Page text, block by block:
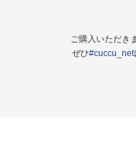
ご購入いただき
ぜひ#cuccu_net